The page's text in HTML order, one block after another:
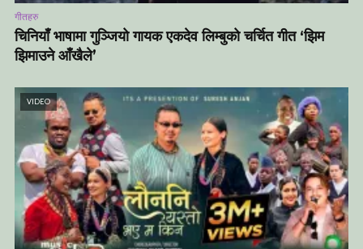
गीतहरु
चिनियाँ भाषामा गुञ्जियो गायक एकदेव लिम्बुको चर्चित गीत ‘झिम
झिमाउने आँखैले’
VIDEO